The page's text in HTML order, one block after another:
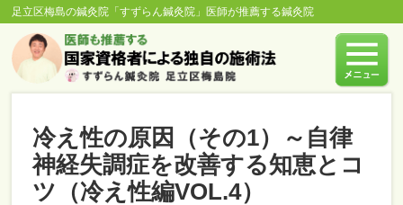
足立区梅島の鍼灸院「すずらん鍼灸院」医師が推薦する鍼灸院
冷え性の原因（その1）～自律
神経失調症を改善する知恵とコ
ツ（冷え性編VOL.4）